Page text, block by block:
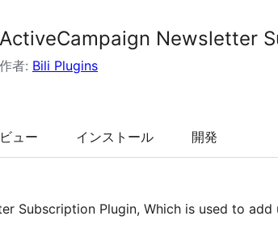
ActiveCampaign Newsletter
作者: Bili Plugins
ュー インストール 開発
Subscription Plugin, Which is used to